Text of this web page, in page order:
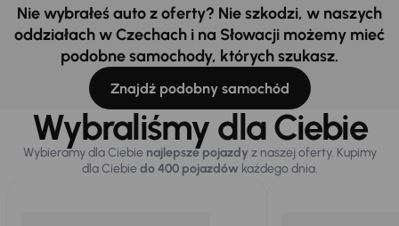
Nie wybrałeś auto z oferty? Nie szkodzi, w naszych
oddziałach w Czechach i na Słowacji możemy mieć
podobne samochody, których szukasz.
Znajdź podobny samochód
Wybraliśmy dla Ciebie
Wybieramy dla Ciebie najlepsze pojazdy z naszej oferty. Kupimy
dla Ciebiedo 400 pojazdówkażdego dnia.